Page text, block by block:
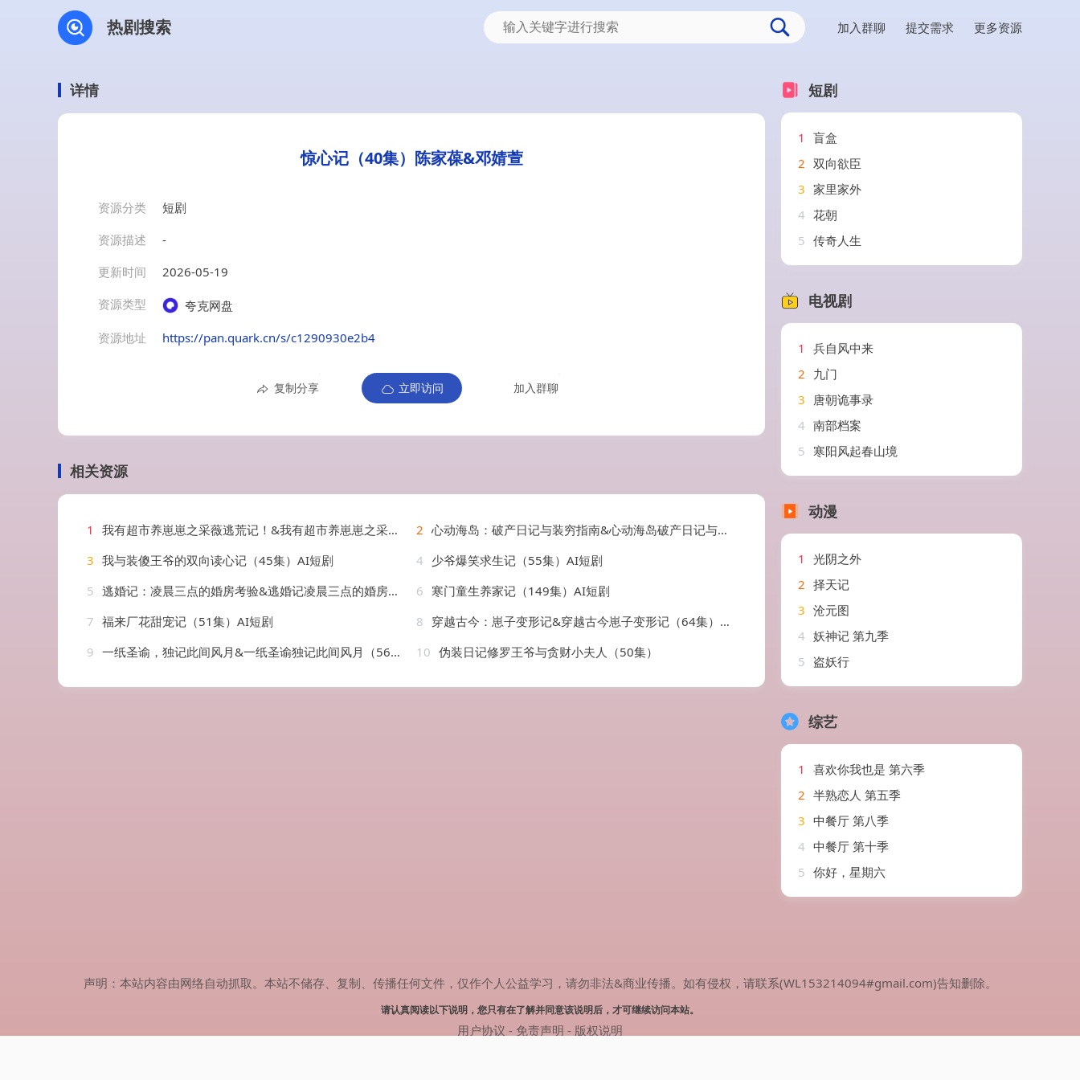
热剧搜索 加入群聊 提交需求 更多资源
详情
惊心记（40集）陈家葆&邓婧萱
资源分类
短剧
资源描述
-
更新时间
2026-05-19
资源类型
夸克网盘
资源地址
https://pan.quark.cn/s/c1290930e2b4
复制分享 立即访问 加入群聊
相关资源
1 我有超市养崽崽之采薇逃荒记！&我有超市养崽崽之采薇逃荒记（100集）AI短剧 2 心动海岛：破产日记与装穷指南&心动海岛破产日记与装穷指南（54集）AI短剧
3 我与装傻王爷的双向读心记（45集）AI短剧 4 少爷爆笑求生记（55集）AI短剧
5 逃婚记：凌晨三点的婚房考验&逃婚记凌晨三点的婚房考验（45集）AI短剧 6 寒门童生养家记（149集）AI短剧
7 福来厂花甜宠记（51集）AI短剧 8 穿越古今：崽子变形记&穿越古今崽子变形记（64集）AI短剧
9 一纸圣谕，独记此间风月&一纸圣谕独记此间风月（56集）AI短剧 10 伪装日记修罗王爷与贪财小夫人（50集）
短剧
1
盲盒
2 双向欲臣
3 家里家外
4 花朝
5 传奇人生
电视剧
1
兵自风中来
2 九门
3 唐朝诡事录
4 南部档案
5 寒阳风起春山境
动漫
1
光阴之外
2 择天记
3 沧元图
4 妖神记 第九季
5 盗妖行
综艺
1
喜欢你我也是 第六季
2 半熟恋人 第五季
3 中餐厅 第八季
4 中餐厅 第十季
5 你好，星期六
声明：本站内容由网络自动抓取。本站不储存、复制、传播任何文件，仅作个人公益学习，请勿非法&商业传播。如有侵权，请联系(WL153214094#gmail.com)告知删除。
请认真阅读以下说明，您只有在了解并同意该说明后，才可继续访问本站。
用户协议 - 免责声明 - 版权说明